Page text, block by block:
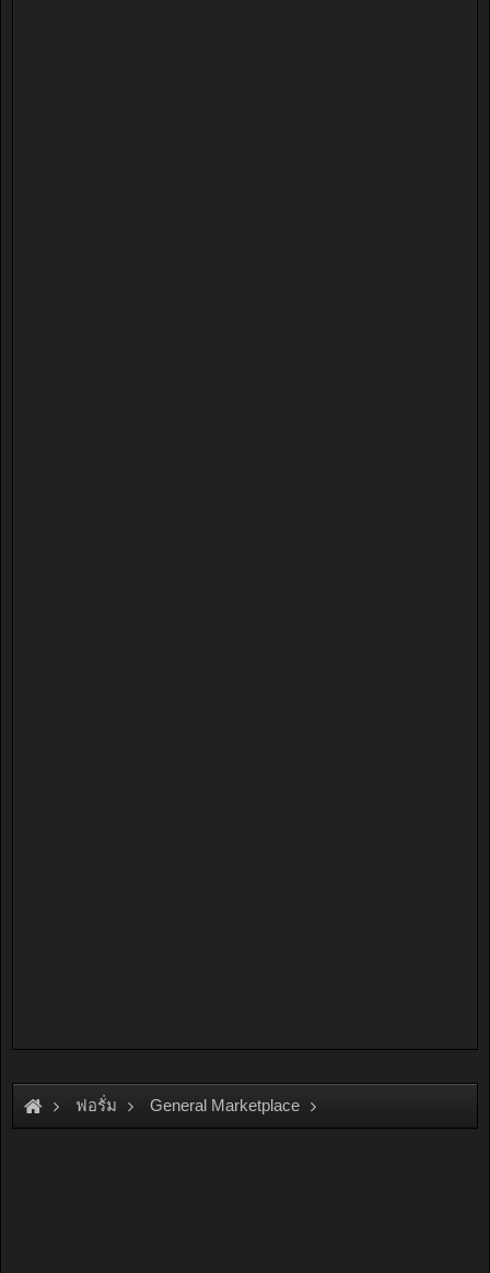
ฟอรั่ม General Marketplace